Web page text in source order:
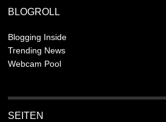
BLOGROLL
Blogging Inside
Trending News
Webcam Pool
SEITEN